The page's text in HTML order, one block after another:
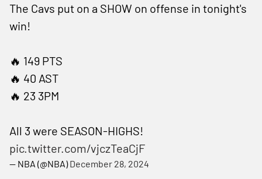
The Cavs put on a SHOW on offense in tonight's
win!
🔥 149 PTS
🔥 40 AST
🔥 23 3PM
All 3 were SEASON-HIGHS!
pic.twitter.com/vjczTeaCjF
— NBA (@NBA)December 28, 2024